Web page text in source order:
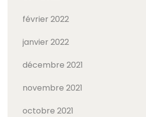
février 2022
janvier 2022
décembre 2021
novembre 2021
octobre 2021